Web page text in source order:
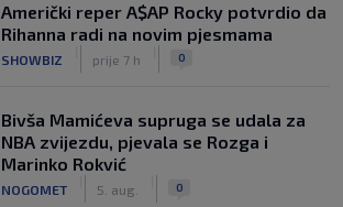
Američki reper A$AP Rocky potvrdio da
Rihanna radi na novim pjesmama
SHOWBIZ prije 7 h 0
Bivša Mamićeva supruga se udala za
NBA zvijezdu, pjevala se Rozga i
Marinko Rokvić
NOGOMET 5. aug. 0